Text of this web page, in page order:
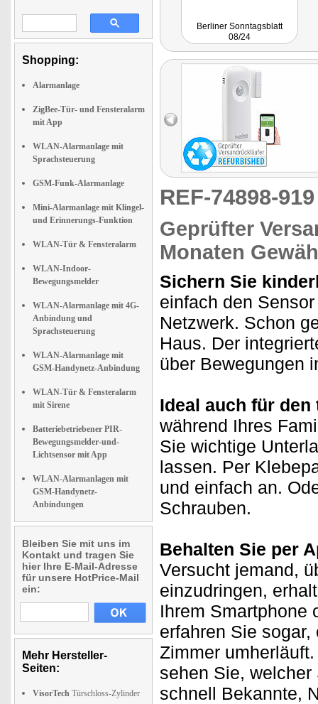
Shopping:
Alarmanlage
ZigBee-Tür- und Fensteralarm
mit App
WLAN-Alarmanlage mit
Sprachsteuerung
GSM-Funk-Alarmanlage
Mini-Alarmanlage mit Klingel-
und Erinnerungs-Funktion
WLAN-Tür & Fensteralarm
WLAN-Indoor-
Bewegungsmelder
WLAN-Alarmanlage mit 4G-
Anbindung und
Sprachsteuerung
WLAN-Alarmanlage mit
GSM-Handynetz-Anbindung
WLAN-Tür & Fensteralarm
mit Sirene
Batteriebetriebener PIR-
Bewegungsmelder-und-
Lichtsensor mit App
WLAN-Alarmanlagen mit
GSM-Handynetz-
Anbindungen
Bleiben Sie mit uns im
Kontakt und tragen Sie
hier Ihre E-Mail-Adresse
für unsere HotPrice-Mail
ein:
Mehr Hersteller-
Seiten:
VisorTech Türschloss-Zylinder
Berliner Sonntagsblatt
08/24
REF-74898-
Geprüfter
Monaten
Sichern Sie
einfach den
Netzwerk. Schon
Haus. Der
über Bewegungen
Ideal auch für
während Ihres
Sie wichtige
lassen. Per
und einfach an.
Schrauben.
Behalten Sie per
Versucht jemand,
einzudringen,
Ihrem Smartphone
erfahren Sie
Zimmer
sehen Sie,
schnell Bekannte,